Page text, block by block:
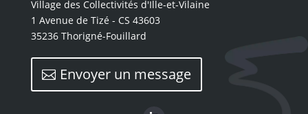
Village des Collectivités d'Ille-et-Vilaine
1 Avenue de Tizé - CS 43603
35236 Thorigné-Fouillard
Envoyer un message